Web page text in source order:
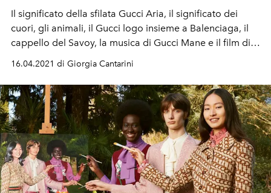
Il significato della sfilata Gucci Aria, il significato dei
cuori, gli animali, il Gucci logo insieme a Balenciaga, il
cappello del Savoy, la musica di Gucci Mane e il film di
Flora Sigismondi
16.04.2021 di Giorgia Cantarini